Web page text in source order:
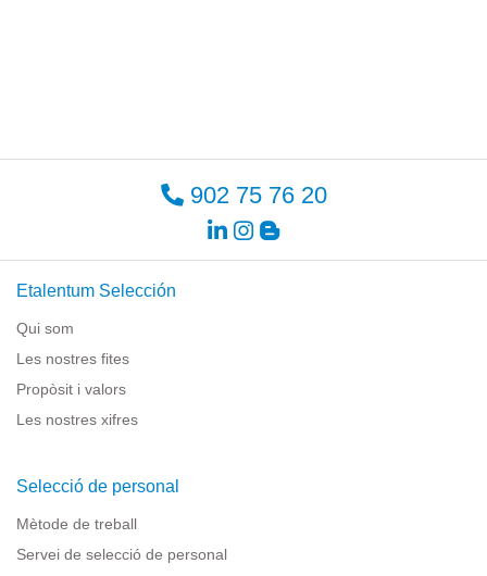
902 75 76 20
Etalentum Selección
Qui som
Les nostres fites
Propòsit i valors
Les nostres xifres
Selecció de personal
Mètode de treball
Servei de selecció de personal